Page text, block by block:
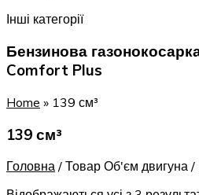
Інші категорії
Бензинова
Comfort Plus
Home » 139 см³
139 см³
Головна / Товар Об'єм двигуна /